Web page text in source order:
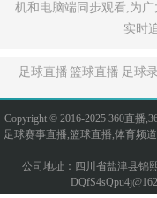
机和电脑端同步观看,为
实时
足球直播 篮球直播 足球
Copyright © 2016-2025 360直播
足球赛事直播,篮球直播,体育频
公司地址：四川省盐津县锦